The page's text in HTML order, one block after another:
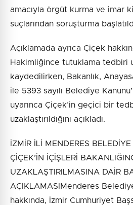
amacıyla örgüt kurma ve imar
suçlarından soruşturma
Açıklamada ayrıca Çiçek
Hakimliğince tutuklama tedbiri
kaydedilirken, Bakanlık,
ile 5393 sayılı Belediye
uyarınca Çiçek’in geçici bir
uzaklaştırıldığını açıkladı.
İZMİR İLİ MENDERES
ÇİÇEK’İN İÇİŞLERİ
UZAKLAŞTIRILMASINA DAİR
AÇIKLAMASIMenderes
hakkında, İzmir Cumhuriyet